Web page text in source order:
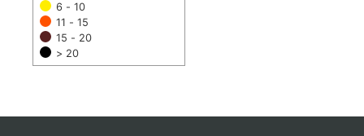
6 - 10
11 - 15
15 - 20
> 20